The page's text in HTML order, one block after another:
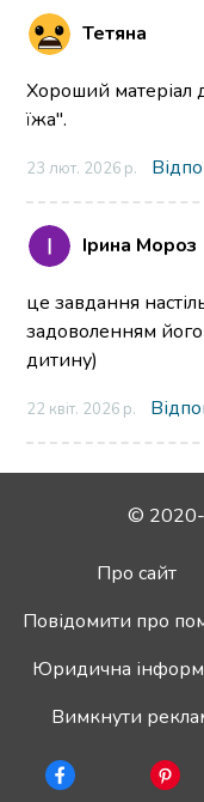
Тетяна
Хороший матеріал
їжа".
23 лют. 2026 р.
Ірина Мороз
це завдання
задоволенням
дитину)
22 квіт. 2026 р.
© 2020-
Про сайт
Повідомити про
Юридична
Вимкнути